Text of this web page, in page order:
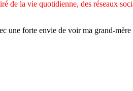
de la vie quotidienne, des réseaux
une forte envie de voir ma grand-mère